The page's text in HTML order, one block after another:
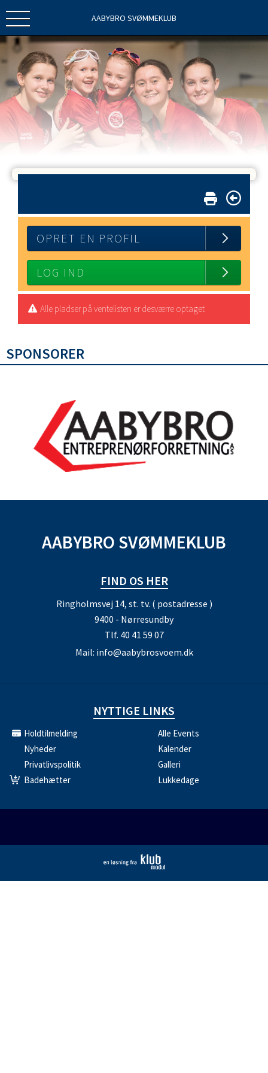
AABYBRO SVØMMEKLUB
OPRET EN PROFIL
LOG IND
Alle pladser på ventelisten er desværre optaget
SPONSORER
AABYBRO SVØMMEKLUB
FIND OS HER
Ringholmsvej 14, st. tv. ( postadresse )
9400 - Nørresundby
Tlf. 40 41 59 07
Mail: info@aabybrosvoem.dk
NYTTIGE LINKS
Holdtilmelding
Alle Events
Nyheder
Kalender
Privatlivspolitik
Galleri
Badehætter
Lukkedage